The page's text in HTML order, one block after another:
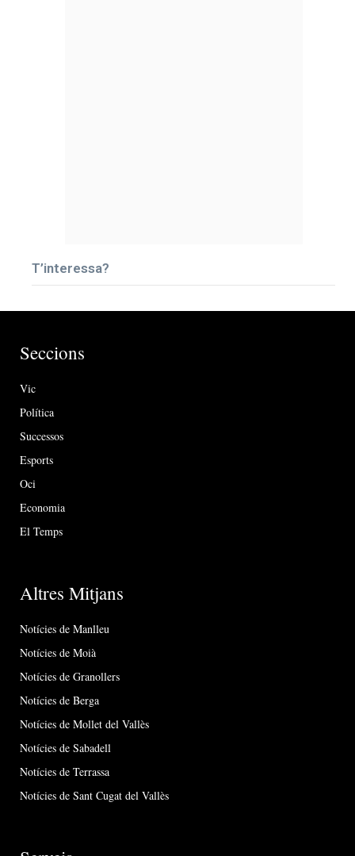
T’interessa?
Seccions
Vic
Política
Successos
Esports
Oci
Economia
El Temps
Altres Mitjans
Notícies de Manlleu
Notícies de Moià
Notícies de Granollers
Notícies de Berga
Notícies de Mollet del Vallès
Notícies de Sabadell
Notícies de Terrassa
Notícies de Sant Cugat del Vallès